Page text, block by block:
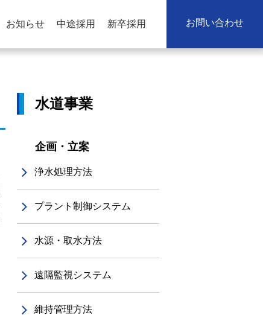
お知らせ 中途採用 新卒採用 お問い合わせ
水道事業
企画・立案
浄水処理方法
プラント制御システム
水源・取水方法
遠隔監視システム
維持管理方法